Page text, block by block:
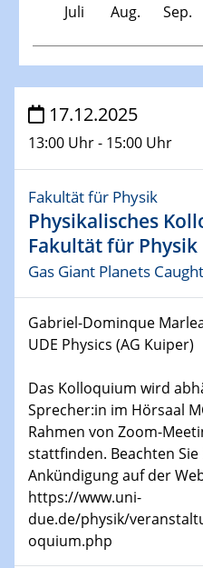
Juli Aug. Sep.
Veranstaltungen
30.11.-0001 - 06.02.2025
SFB/TRR 247 Seminar
08.01.2025
Physikalisches
Shaping the future: The
world
14.01.2025
SFB 1242 Kolloquium
15.01.2025
Physikalisches
Comets – Why Should We
15.01.2025
GDCh Kolloquium
22.01.2025
Physikalisches
17.12.2025
13:00 Uhr - 15:00 Uhr
Fakultät für Physik
Physikalisches
Fakultät für Physik
Gas Giant Planets
Gabriel-Dominque
UDE Physics (AG Kuiper)
Das Kolloquium wird
Sprecher:in im Hörsaal
Rahmen von Zoom-
stattfinden. Beachten
Ankündigung auf der
https://www.uni-
due.de/physik/
oquium.php